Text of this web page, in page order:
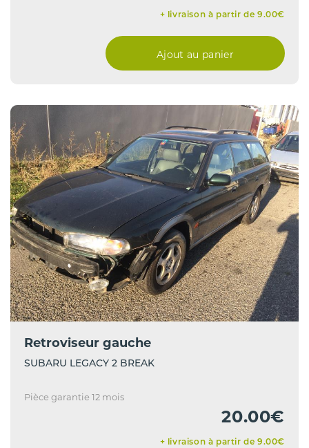
+ livraison à partir de 9.00€
Ajout au panier
Retroviseur gauche
SUBARU LEGACY 2 BREAK
Pièce garantie 12 mois
20.00€
+ livraison à partir de 9.00€